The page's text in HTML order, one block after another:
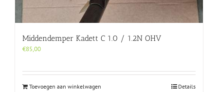
Middendemper Kadett C 1.0 / 1.2N OHV
€85,00
Toevoegen aan winkelwagen Details